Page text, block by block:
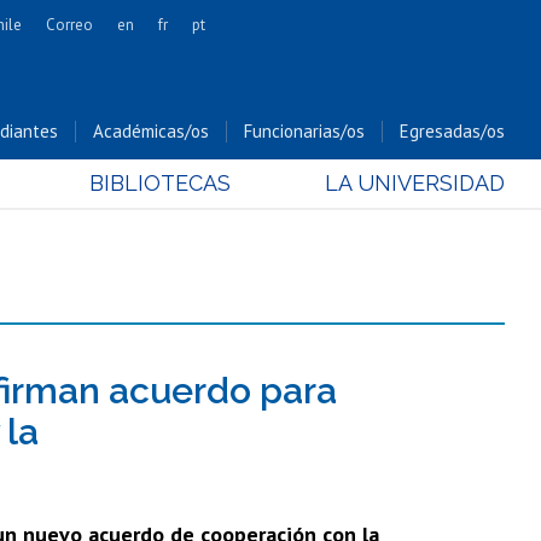
Cs. Forestales y Conservación
Cs. Sociales
Estudios Internacionales
Correo en fr pt
Académicas/os Funcionarias/os Egresadas/os
BIBLIOTECAS LA UNIVERSIDAD
acuerdo para
nuevo acuerdo de cooperación con la